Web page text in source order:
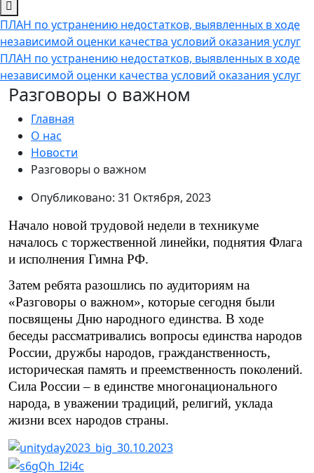
ПЛАН по устранению недостатков, выявленных в ходе
независимой оценки качества условий оказания услуг
ПЛАН по устранению недостатков, выявленных в ходе
независимой оценки качества условий оказания услуг
Разговоры о важном
Главная
О нас
Новости
Разговоры о важном
Опубликовано: 31 Октября, 2023
Начало новой трудовой недели в техникуме
началось с торжественной линейки, поднятия Флага
и исполнения Гимна РФ.
Затем ребята разошлись по аудиториям на
«Разговоры о важном», которые сегодня были
посвящены Дню народного единства. В ходе
беседы рассматривались вопросы единства народов
России, дружбы народов, гражданственность,
историческая память и преемственность поколений.
Сила России – в единстве многонационального
народа, в уважении традиций, религий, уклада
жизни всех народов страны.